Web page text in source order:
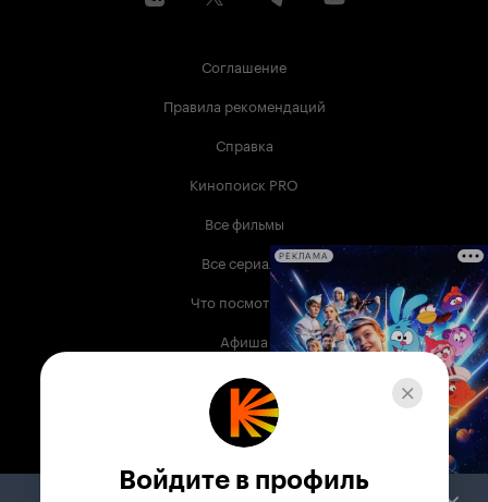
Соглашение
Правила рекомендаций
Справка
Кинопоиск PRO
Все фильмы
Все сериалы
Что посмотреть
Афиша
Музыка
Телепрограмма
Служба поддержки
РЕКЛАМА
Войдите в профиль